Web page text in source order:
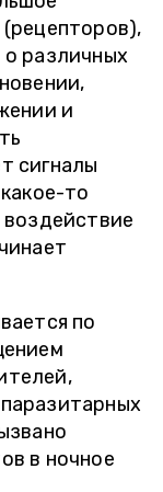
различных
и
сигналы
то
по
в ночное